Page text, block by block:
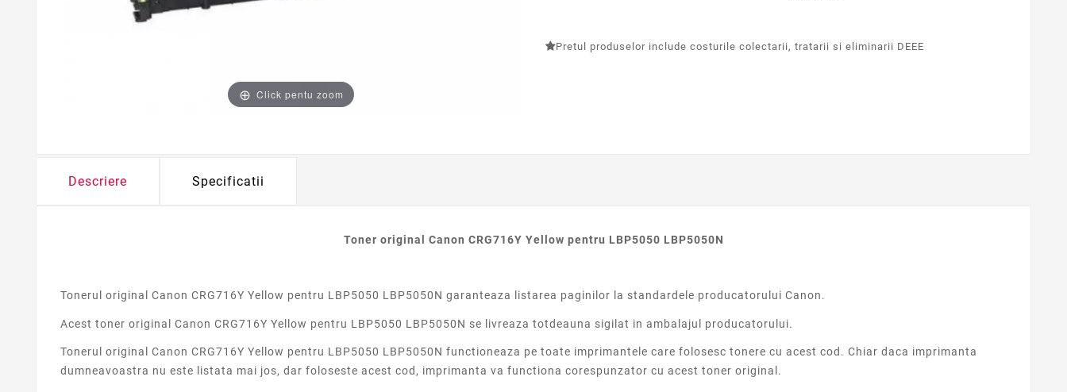
Click pentu zoom
Pretul produselor include costurile colectarii, tratarii si eliminarii DEEE
Descriere Specificatii
Toner original Canon CRG716Y Yellow pentru LBP5050 LBP5050N
Tonerul original Canon CRG716Y Yellow pentru LBP5050 LBP5050N garanteaza listarea paginilor la standardele producatorului Canon.
Acest toner original Canon CRG716Y Yellow pentru LBP5050 LBP5050N se livreaza totdeauna sigilat in ambalajul producatorului.
Tonerul original Canon CRG716Y Yellow pentru LBP5050 LBP5050N functioneaza pe toate imprimantele care folosesc tonere cu acest cod. Chiar daca imprimanta
dumneavoastra nu este listata mai jos, dar foloseste acest cod, imprimanta va functiona corespunzator cu acest toner original.